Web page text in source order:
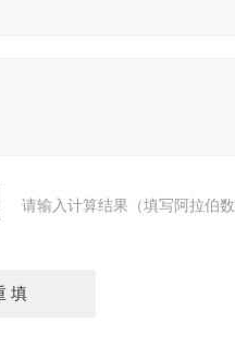
请输入计算结果（填写阿拉伯